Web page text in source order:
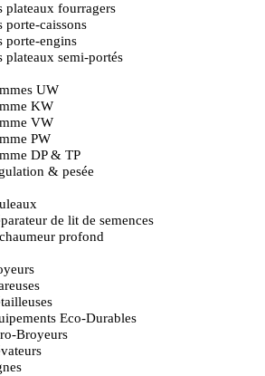
plateaux fourragers
porte-caissons
porte-engins
plateaux semi-portés
UW
KW
VW
PW
DP & TP
& pesée
de lit de semences
profond
Eco-Durables
Broyeurs